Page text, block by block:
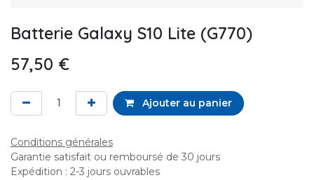
Batterie Galaxy S10 Lite (G770)
57,50 €
Ajouter au panier
Conditions générales
Garantie satisfait ou remboursé de 30 jours
Expédition : 2-3 jours ouvrables